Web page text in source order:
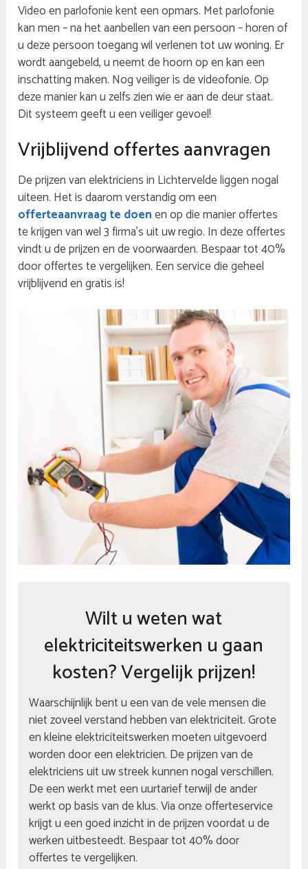
Video en parlofonie kent een opmars. Met parlofonie
kan men – na het aanbellen van een persoon – horen of
u deze persoon toegang wil verlenen tot uw woning. Er
wordt aangebeld, u neemt de hoorn op en kan een
inschatting maken. Nog veiliger is de videofonie. Op
deze manier kan u zelfs zien wie er aan de deur staat.
Dit systeem geeft u een veiliger gevoel!
Vrijblijvend offertes aanvragen
De prijzen van elektriciens in Lichtervelde liggen nogal
uiteen. Het is daarom verstandig om een
offerteaanvraag te doenen op die manier offertes
te krijgen van wel 3 firma’s uit uw regio. In deze offertes
vindt u de prijzen en de voorwaarden. Bespaar tot 40%
door offertes te vergelijken. Een service die geheel
vrijblijvend en gratis is!
Wilt u weten wat
elektriciteitswerken u gaan
kosten? Vergelijk prijzen!
Waarschijnlijk bent u een van de vele mensen die
niet zoveel verstand hebben van elektriciteit. Grote
en kleine elektriciteitswerken moeten uitgevoerd
worden door een elektricien. De prijzen van de
elektriciens uit uw streek kunnen nogal verschillen.
De een werkt met een uurtarief terwijl de ander
werkt op basis van de klus. Via onze offerteservice
krijgt u een goed inzicht in de prijzen voordat u de
werken uitbesteedt. Bespaar tot 40% door
offertes te vergelijken.